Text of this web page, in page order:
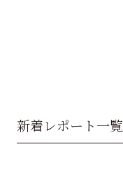
新着レポート一覧